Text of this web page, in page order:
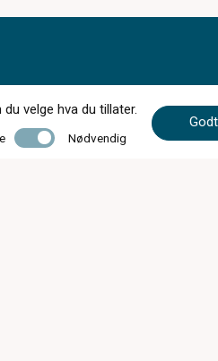
Synsprøver fra kl.08:00
velge hva du tillater.
Nødvendig Nødvendig